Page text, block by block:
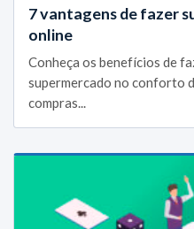
7 vantagens de fazer
online
Conheça os benefícios de
supermercado no conforto
compras...